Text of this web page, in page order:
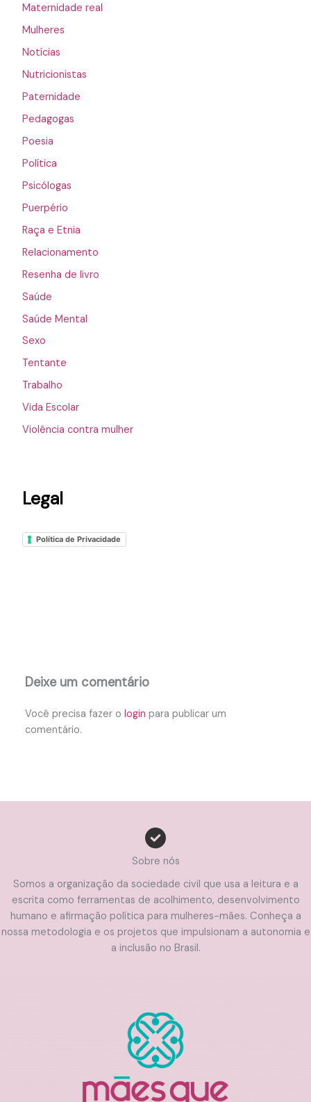
Maternidade real
Mulheres
Notícias
Nutricionistas
Paternidade
Pedagogas
Poesia
Política
Psicólogas
Puerpério
Raça e Etnia
Relacionamento
Resenha de livro
Saúde
Saúde Mental
Sexo
Tentante
Trabalho
Vida Escolar
Violência contra mulher
Legal
Política de Privacidade
Deixe um comentário
Você precisa fazer ologin para publicar um
comentário.
Sobre nós
Somos a organização da sociedade civil que usa a leitura e a
escrita como ferramentas de acolhimento, desenvolvimento
humano e afirmação política para mulheres-mães. Conheça a
nossa metodologia e os projetos que impulsionam a autonomia e
a inclusão no Brasil.